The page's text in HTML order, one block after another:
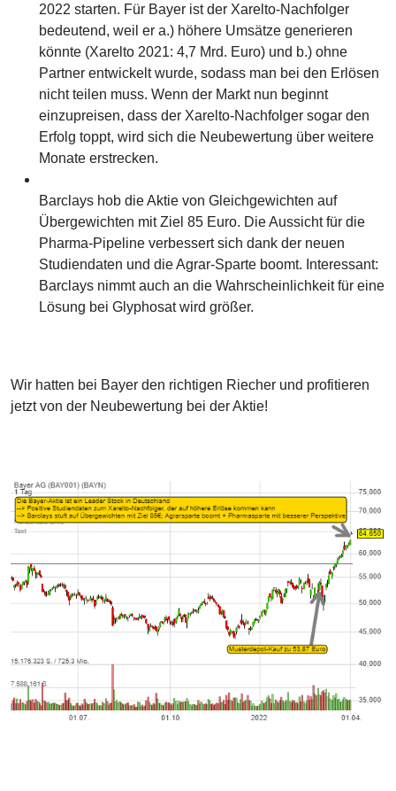
2022 starten. Für Bayer ist der Xarelto-Nachfolger
bedeutend, weil er a.) höhere Umsätze generieren
könnte (Xarelto 2021: 4,7 Mrd. Euro) und b.) ohne
Partner entwickelt wurde, sodass man bei den Erlösen
nicht teilen muss. Wenn der Markt nun beginnt
einzupreisen, dass der Xarelto-Nachfolger sogar den
Erfolg toppt, wird sich die Neubewertung über weitere
Monate erstrecken.
Barclays hob die Aktie von Gleichgewichten auf
Übergewichten mit Ziel 85 Euro. Die Aussicht für die
Pharma-Pipeline verbessert sich dank der neuen
Studiendaten und die Agrar-Sparte boomt. Interessant:
Barclays nimmt auch an die Wahrscheinlichkeit für eine
Lösung bei Glyphosat wird größer.
Wir hatten bei Bayer den richtigen Riecher und profitieren
jetzt von der Neubewertung bei der Aktie!